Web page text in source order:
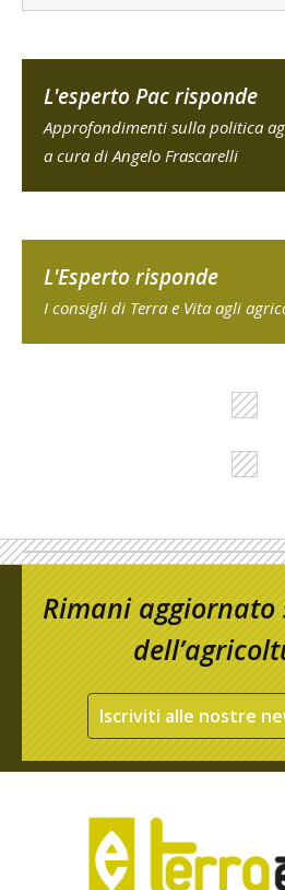
L'esperto Pac risponde
Approfondimenti sulla politica
a cura di Angelo Frascarelli
L'Esperto risponde
I consigli di Terra e Vita agli
Rimani aggiornato
Iscriviti alle nostre